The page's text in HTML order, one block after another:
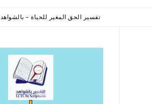
تفسير الحق المغير للحياة – بالشواهد LCTC – BY SCRIPTURE